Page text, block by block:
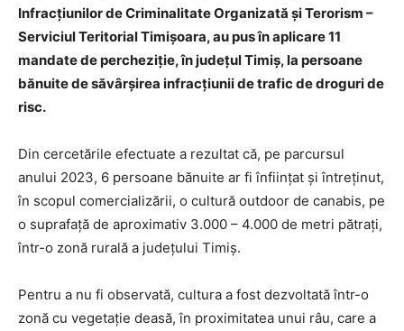
Infracțiunilor de Criminalitate Organizată și Terorism –
Serviciul Teritorial Timișoara, au pus în aplicare 11
mandate de percheziție, în județul Timiș, la persoane
bănuite de săvârșirea infracțiunii de trafic de droguri de
risc.
Din cercetările efectuate a rezultat că, pe parcursul
anului 2023, 6 persoane bănuite ar fi înființat și întreținut,
în scopul comercializării, o cultură outdoor de canabis, pe
o suprafaţă de aproximativ 3.000 – 4.000 de metri pătrați,
într-o zonă rurală a județului Timiș.
Pentru a nu fi observată, cultura a fost dezvoltată într-o
zonă cu vegetaţie deasă, în proximitatea unui râu, care a